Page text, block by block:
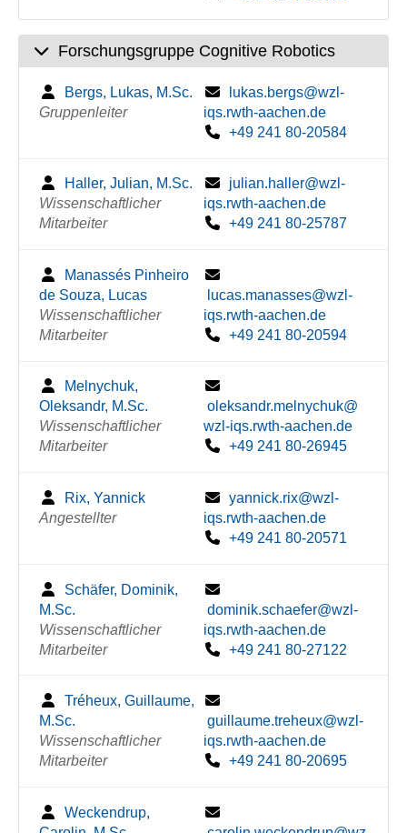
Forschungsgruppe Cognitive Robotics
Bergs, Lukas, M.Sc.
Gruppenleiter
lukas.bergs@wzl-
iqs.rwth-aachen.de
+49 241 80-20584
Haller, Julian, M.Sc.
Wissenschaftlicher
Mitarbeiter
julian.haller@wzl-
iqs.rwth-aachen.de
+49 241 80-25787
Manassés Pinheiro
de Souza, Lucas
Wissenschaftlicher
Mitarbeiter
lucas.manasses@wzl-
iqs.rwth-aachen.de
+49 241 80-20594
Melnychuk,
Oleksandr, M.Sc.
Wissenschaftlicher
Mitarbeiter
oleksandr.melnychuk@
wzl-iqs.rwth-aachen.de
+49 241 80-26945
Rix, Yannick
Angestellter
yannick.rix@wzl-
iqs.rwth-aachen.de
+49 241 80-20571
Schäfer, Dominik,
M.Sc.
Wissenschaftlicher
Mitarbeiter
dominik.schaefer@wzl-
iqs.rwth-aachen.de
+49 241 80-27122
Tréheux, Guillaume,
M.Sc.
Wissenschaftlicher
Mitarbeiter
guillaume.treheux@wzl-
iqs.rwth-aachen.de
+49 241 80-20695
Weckendrup,